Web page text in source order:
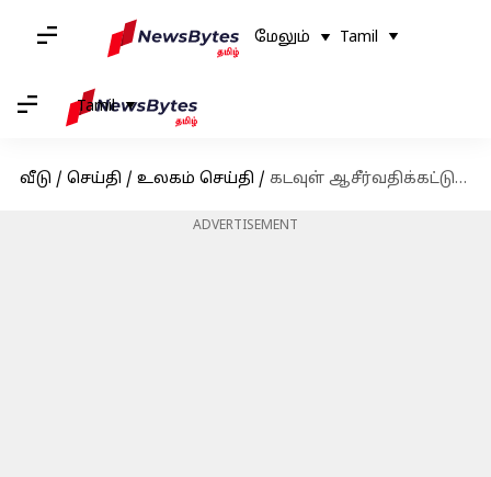
மேலும் Tamil
Tamil
வீடு / செய்தி / உலகம் செய்தி / கடவுள் ஆசீர்வதிக்கட்டும்; அமெரிக்கா-சீனா உறவு குறித்து டொனால்ட் டிரம்ப் சமூக வலைதளத்தில் பதிவு
ADVERTISEMENT